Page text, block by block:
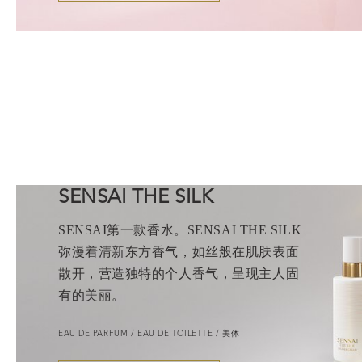
SENSAI THE SILK
SENSAI第一款香水。SENSAI THE SILK
弥漫着清新东方香气，如丝般在肌肤表面
散开，营造独特的个人香气，呈现主人固
有的美丽。
EAU DE PARFUM / EAU DE TOILETTE / 美体